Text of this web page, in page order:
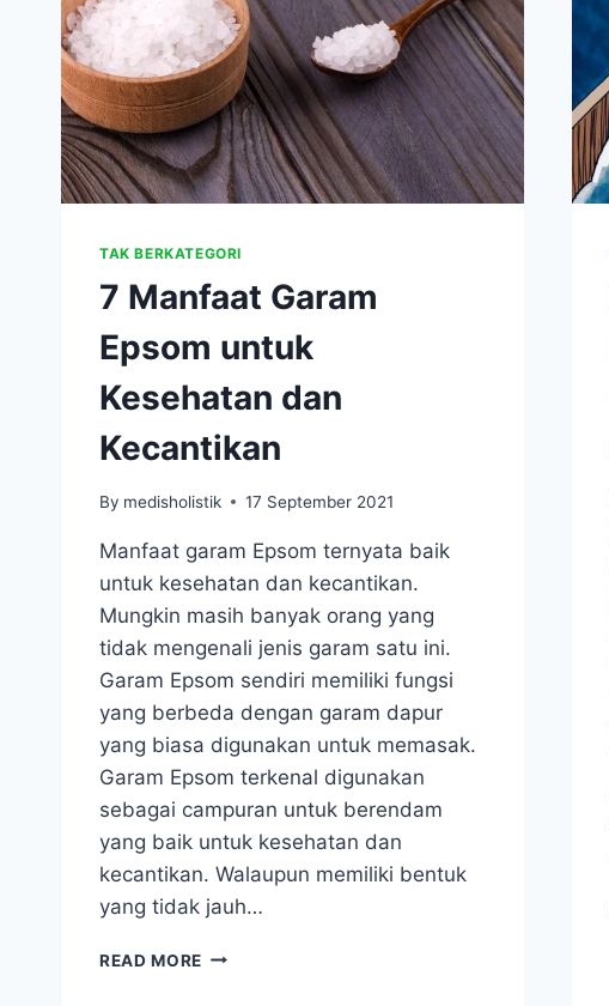
TAK BERKATEGORI
7 Manfaat Garam
Epsom untuk
Kesehatan dan
Kecantikan
By medisholistik 17 September 2021
Manfaat garam Epsom ternyata baik
untuk kesehatan dan kecantikan.
Mungkin masih banyak orang yang
tidak mengenali jenis garam satu ini.
Garam Epsom sendiri memiliki fungsi
yang berbeda dengan garam dapur
yang biasa digunakan untuk memasak.
Garam Epsom terkenal digunakan
sebagai campuran untuk berendam
yang baik untuk kesehatan dan
kecantikan. Walaupun memiliki bentuk
yang tidak jauh…
READ MORE 7